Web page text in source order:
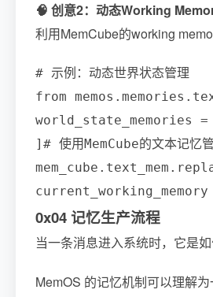
🧠 创意2：动态Working
利用MemCube的working
# 示例：动态世界状态管理
from
world_state_memories
]# 使用MemCube的文本记忆
0x04 记忆生产流程
当一条消息进入系统时，它是
MemOS 的记忆机制可以理解为